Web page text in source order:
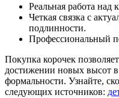
Реальная работа над
Четкая связка с
подлинности.
Профессиональный
Покупка корочек
достижении новых высот в
формальности. Узнайте,
следующих источников: